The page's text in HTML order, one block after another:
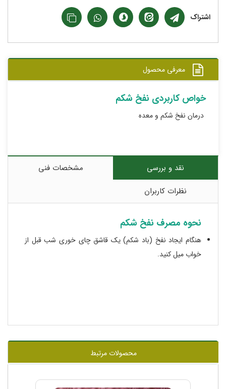
اشتراک
معرفی محصول
خواص کاربردی نفخ شکم
درمان نفخ شکم و معده
نقد و بررسی
مشخصات فنی
نظرات کاربران
نحوه مصرف نفخ شکم
هنگام ایجاد نفخ (باد شکم) یک قاشق چای خوری شب قبل از
خواب میل کنید.
محصولات مرتبط